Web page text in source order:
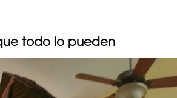
todo lo pueden